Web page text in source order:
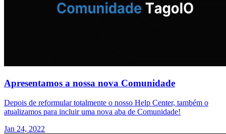
Apresentamos a nossa nova Comunidade
Depois de reformular totalmente o nosso Help Center, também o
atualizamos para incluir uma nova aba de Comunidade!
Jan 24, 2022